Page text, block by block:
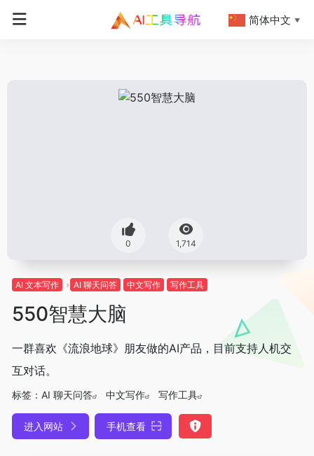
0 1,714
AI 文本写作 AI 聊天问答 中文写作 写作工具
550智慧大脑
一群喜欢《流浪地球》朋友做的AI产品，目前支持人机交
互对话。
标签： AI 聊天问答 中文写作 写作工具
进入网站 手机查看
简体中文 ▼